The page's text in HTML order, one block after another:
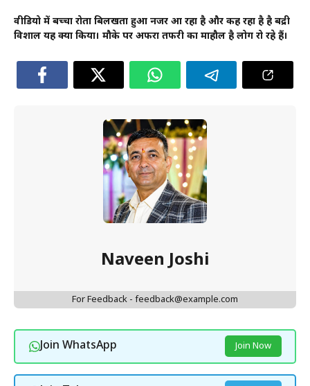
वीडियो में बच्चा रोता बिलखता हुआ नजर आ रहा है और कह रहा है है बद्री
विशाल यह क्या किया। मौके पर अफरा तफरी का माहौल है लोग रो रहे हैं।
Naveen Joshi
For Feedback - feedback@example.com
Join WhatsApp Join Now